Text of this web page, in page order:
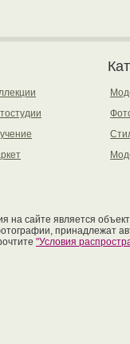
на сайте является
принадлежат
"Условия